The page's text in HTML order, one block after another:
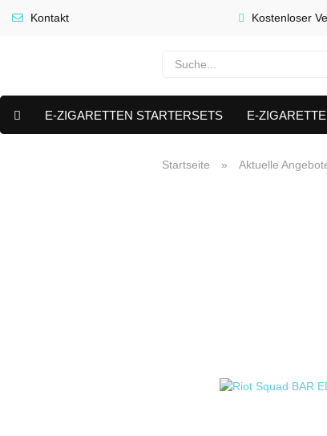
Kontakt Kostenloser
E-ZIGARETTEN STARTERSETS E-
Startseite » Aktuelle